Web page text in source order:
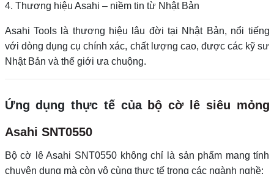
4. Thương hiệu Asahi – niềm tin từ Nhật Bản
Asahi Tools là thương hiệu lâu đời tại Nhật Bản, nổi tiếng
với dòng dụng cụ chính xác, chất lượng cao, được các kỹ sư
Nhật Bản và thế giới ưa chuộng.
Ứng dụng thực tế của bộ cờ lê siêu mỏng
Asahi SNT0550
Bộ cờ lê Asahi SNT0550 không chỉ là sản phẩm mang tính
chuyên dụng mà còn vô cùng thực tế trong các ngành nghề: